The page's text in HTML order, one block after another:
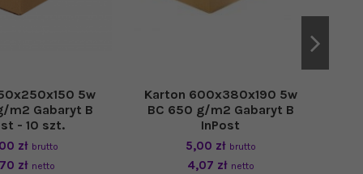
5w
m2 Gabaryt B
- 10 szt.
zł brutto
zł netto
Karton 600x380x190 5w
BC 650 g/m2 Gabaryt B
InPost
5,00 zł brutto
4,07 zł netto